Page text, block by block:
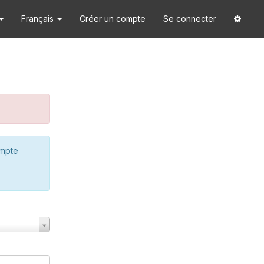
Français Créer un compte Se connecter